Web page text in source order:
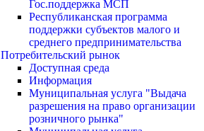
Гос.поддержка МСП
Республиканская программа
поддержки субъектов малого и
среднего предпринимательства
Потребительский рынок
Доступная среда
Информация
Муниципальная услуга "Выдача
разрешения на право организации
розничного рынка"